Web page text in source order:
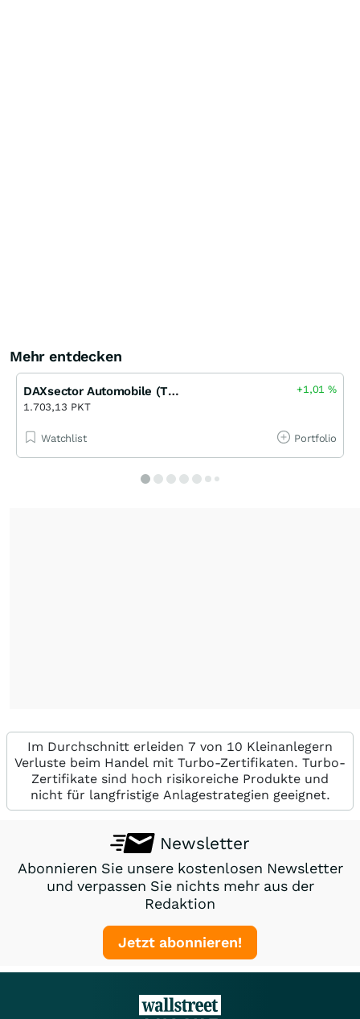
Mehr entdecken
DAXsector Automobile (TR) EUR (Performance Index)
1.703,13 PKT
+1,01%
Watchlist Portfolio
Im Durchschnitt erleiden 7 von 10 Kleinanlegern
Verluste beim Handel mit Turbo-Zertifikaten. Turbo-
Zertifikate sind hoch risikoreiche Produkte und
nicht für langfristige Anlagestrategien geeignet.
Newsletter
Abonnieren Sie unsere kostenlosen Newsletter
und verpassen Sie nichts mehr aus der
Redaktion
Jetzt abonnieren!